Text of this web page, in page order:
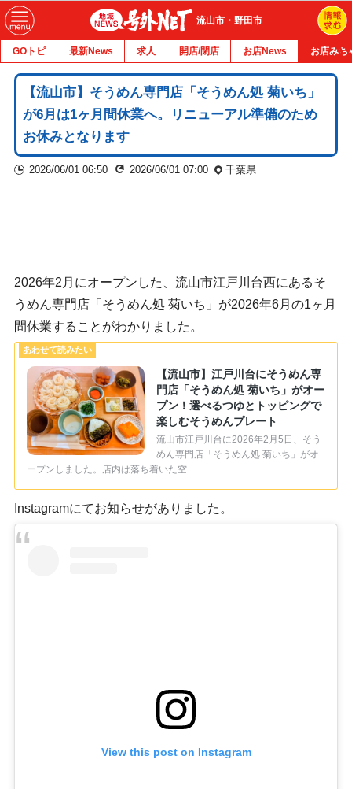
流山市・野田市
GOトピ 最新News 求人 開店/閉店 お店News お店みち
【流山市】そうめん専門店「そうめん処 菊いち」
が6月は1ヶ月間休業へ。リニューアル準備のため
お休みとなります
2026/06/01 06:50 2026/06/01 07:00 千葉県
2026年2月にオープンした、流山市江戸川台西にあるそ
うめん専門店「そうめん処 菊いち」が2026年6月の1ヶ月
間休業することがわかりました。
【流山市】江戸川台にそうめん専
門店「そうめん処 菊いち」がオー
プン！選べるつゆとトッピングで
楽しむそうめんプレート
流山市江戸川台に2026年2月5日、そう
めん専門店「そうめん処 菊いち」がオ
ープンしました。店内は落ち着いた空 …
Instagramにてお知らせがありました。
View this post on Instagram